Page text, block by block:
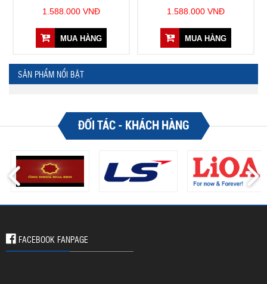
1.588.000 VNĐ
MUA HÀNG
1.588.000 VNĐ
MUA HÀNG
SẢN PHẨM NỔI BẬT
ĐỐI TÁC - KHÁCH HÀNG
FACEBOOK FANPAGE